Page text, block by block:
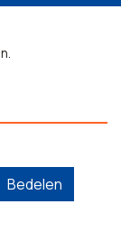
Bedelen